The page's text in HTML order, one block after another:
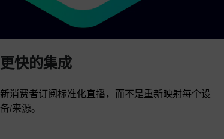
更快的集成
新消费者订阅标准化直播，而不是重新映射每个设
备/来源。